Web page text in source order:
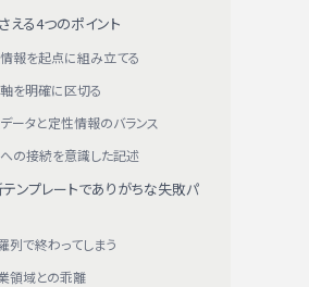
える4つのポイント
報を起点に組み立てる
を明確に区切る
ータと定性情報のバランス
の接続を意識した記述
ンプレートでありがちな失敗パ
列で終わってしまう
領域との乖離